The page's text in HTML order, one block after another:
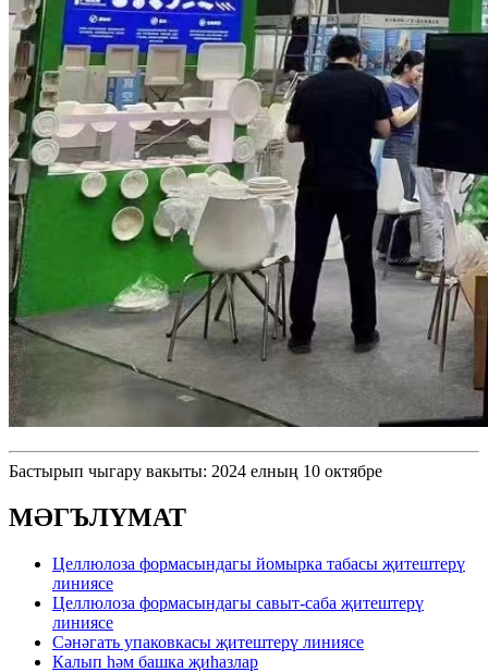
Бастырып чыгару вакыты: 2024 елның 10 октябре
МӘГЪЛҮМАТ
Целлюлоза формасындагы йомырка табасы җитештерү
линиясе
Целлюлоза формасындагы савыт-саба җитештерү
линиясе
Сәнәгать упаковкасы җитештерү линиясе
Калып һәм башка җиһазлар